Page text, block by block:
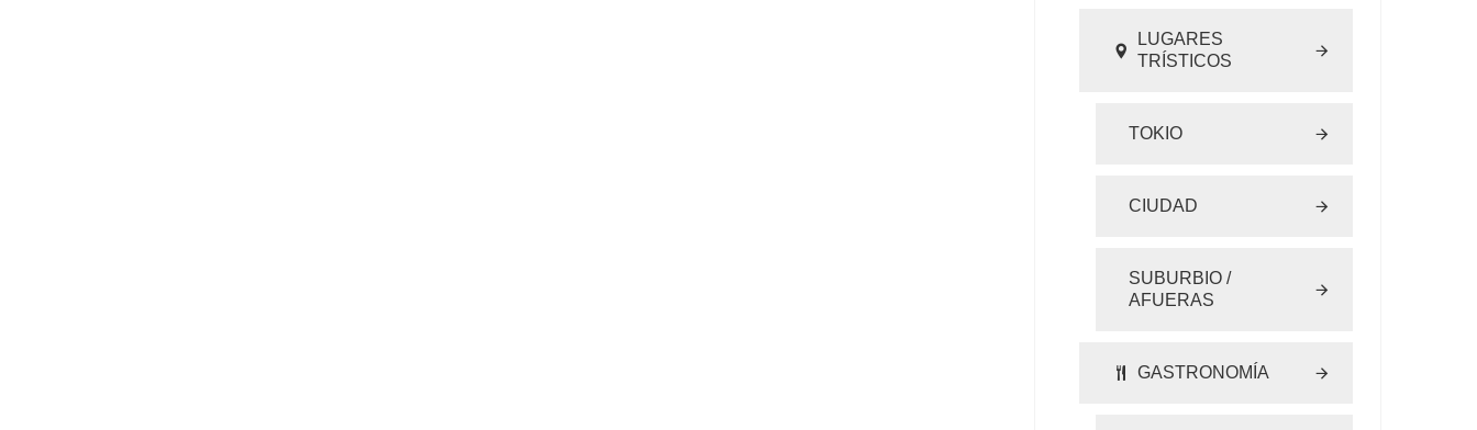
LUGARES
TRÍSTICOS
TOKIO
CIUDAD
SUBURBIO /
AFUERAS
GASTRONOMÍA